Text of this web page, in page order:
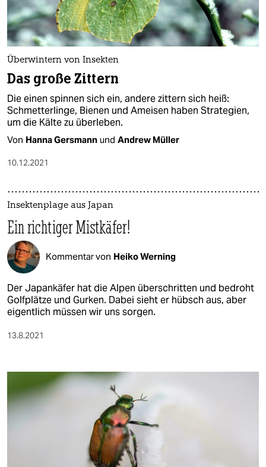
Überwintern von Insekten
Das große Zittern
Die einen spinnen sich ein, andere zittern sich heiß:
Schmetterlinge, Bienen und Ameisen haben Strategien,
um die Kälte zu überleben.
Von Hanna Gersmann und Andrew Müller
10.12.2021
Insektenplage aus Japan
Ein richtiger Mistkäfer!
Kommentar von Heiko Werning
Der Japankäfer hat die Alpen überschritten und bedroht
Golfplätze und Gurken. Dabei sieht er hübsch aus, aber
eigentlich müssen wir uns sorgen.
13.8.2021